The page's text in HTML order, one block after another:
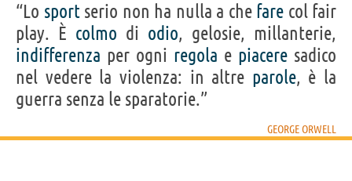
“Lo sportserio non ha nulla a che fare col fair
play. È colmo di odio, gelosie, millanterie,
indifferenza per ogni regola e piacere sadico
nel vedere la violenza: in altre parole, è la
guerra senza le sparatorie.”
GEORGE ORWELL